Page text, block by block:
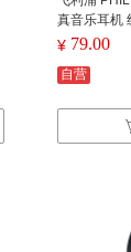
真音乐耳机
¥ 79.00
自营